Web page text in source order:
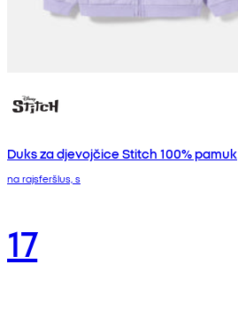
Duks za djevojčice Stitch 100% pamuk
na rajsferšlus, s
17